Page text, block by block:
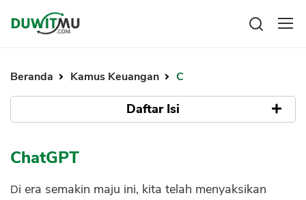
Investasi
Pengeluaran
Asuransi
Mengelola keuangan
Kartu Kredit
KPR
Pinjaman Online
Pinjaman
Kartu Kredit
Beranda Kamus Keuangan C
Daftar Isi
Cara Kerja ChatGPT
ChatGPT
Di era semakin maju ini, kita telah menyaksikan